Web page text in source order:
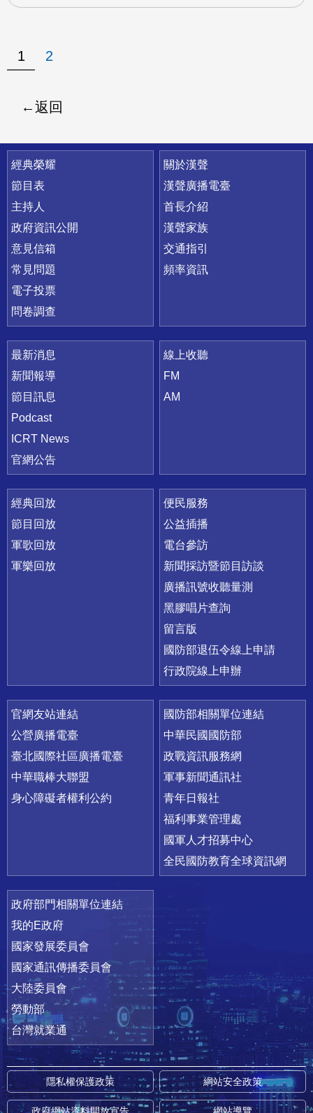
1 2
返回
快速連結
經典榮耀
節目表
主持人
政府資訊公開
意見信箱
常見問題
電子投票
問卷調查
關於漢聲
漢聲廣播電臺
首長介紹
漢聲家族
交通指引
頻率資訊
最新消息
新聞報導
節目訊息
Podcast
ICRT News
官網公告
線上收聽
FM
AM
經典回放
節目回放
軍歌回放
軍樂回放
便民服務
公益插播
電台參訪
新聞採訪暨節目訪談
廣播訊號收聽量測
黑膠唱片查詢
留言版
國防部退伍令線上申請
行政院線上申辦
官網友站連結
公營廣播電臺
臺北國際社區廣播電臺
中華職棒大聯盟
身心障礙者權利公約
國防部相關單位連結
中華民國國防部
政戰資訊服務網
軍事新聞通訊社
青年日報社
福利事業管理處
國軍人才招募中心
全民國防教育全球資訊網
政府部門相關單位連結
我的E政府
國家發展委員會
國家通訊傳播委員會
大陸委員會
勞動部
台灣就業通
隱私權保護政策 網站安全政策